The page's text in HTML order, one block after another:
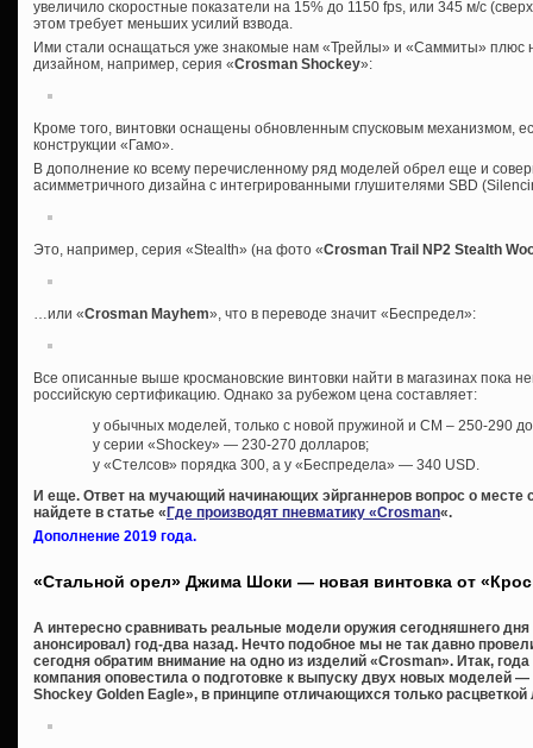
увеличило скоростные показатели на 15% до 1150 fps, или 345 м/с
этом требует меньших усилий взвода.
Ими стали оснащаться уже знакомые нам «Трейлы» и «Саммиты» плюс
дизайном, например, серия «Crosman Shockey»:
Кроме того, винтовки оснащены обновленным спусковым механизмом,
конструкции «Гамо».
В дополнение ко всему перечисленному ряд моделей обрел еще и
асимметричного дизайна с интегрированными глушителями SBD
Это, например, серия «Stealth» (на фото «Crosman Trail NP2 Stealth
…или «Crosman Mayhem», что в переводе значит «Беспредел»:
Все описанные выше кросмановские винтовки найти в магазинах пока
российскую сертификацию. Однако за рубежом цена составляет:
у обычных моделей, только с новой пружиной и СМ – 250-290
у серии «Shockey» — 230-270 долларов;
у «Стелсов» порядка 300, а у «Беспредела» — 340 USD.
И еще. Ответ на мучающий начинающих эйрганнеров вопрос о месте
найдете в статье «Где производят пневматику «Crosman«.
Дополнение 2019 года.
«Стальной орел» Джима Шоки — новая винтовка от
А интересно сравнивать реальные модели оружия сегодняшнего
анонсировал) год-два назад. Нечто подобное мы не так давно
сегодня обратим внимание на одно из изделий «Crosman». Итак,
компания оповестила о подготовке к выпуску двух новых моделей
Shockey Golden Eagle», в принципе отличающихся только расцветкой